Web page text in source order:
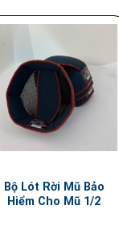
Bộ Lót Rời Mũ Bảo
Hiểm Cho Mũ 1/2